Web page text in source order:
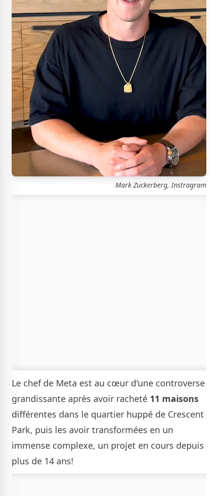
Mark Zuckerberg, Instragram
Le chef de Meta est au cœur d'une controverse
grandissante après avoir racheté 11 maisons
différentes dans le quartier huppé de Crescent
Park, puis les avoir transformées en un
immense complexe, un projet en cours depuis
plus de 14 ans!